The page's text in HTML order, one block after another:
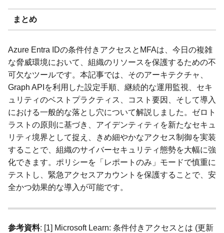
まとめ
Azure Entra IDの条件付きアクセスとMFAは、今日の複雑
な脅威環境において、組織のリソースを保護するための不
可欠なツールです。本記事では、そのアーキテクチャ、
Graph APIを利用した設定手順、継続的な運用監視、セキ
ュリティのベストプラクティス、コスト要因、そして導入
における一般的な落とし穴について解説しました。ゼロト
ラストの原則に基づき、アイデンティティを新たなセキュ
リティ境界として捉え、きめ細やかなアクセス制御を実装
することで、組織のサイバーセキュリティ態勢を大幅に強
化できます。ポリシーを「レポートのみ」モードで慎重に
テストし、緊急アクセスアカウントを保護することで、安
全かつ効果的な導入が可能です。
参考資料: [1] Microsoft Learn: 条件付きアクセスとは (更新